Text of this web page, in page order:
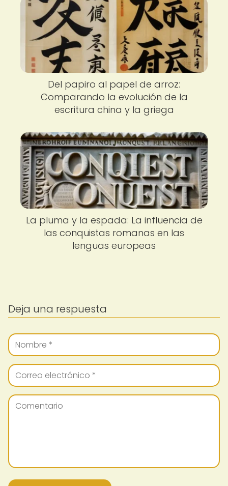
Del papiro al papel de arroz:
Comparando la evolución de la
escritura china y la griega
La pluma y la espada: La influencia de
las conquistas romanas en las
lenguas europeas
Deja una respuesta